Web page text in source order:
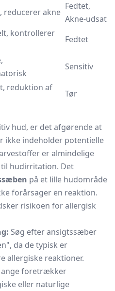
reducerer akne
Fedtet,
Akne-udsat
kontrollerer
Fedtet
Sensitiv
reduktion af
Tør
hud, er det afgørende at
ikke indeholder potentielle
er almindelige
hudirritation. Det
på et lille hudområde
forårsager en reaktion.
risikoen for allergisk
Søg efter ansigtssæber
da de typisk er
allergiske reaktioner.
foretrækker
eller naturlige